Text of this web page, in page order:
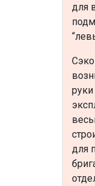
для
для